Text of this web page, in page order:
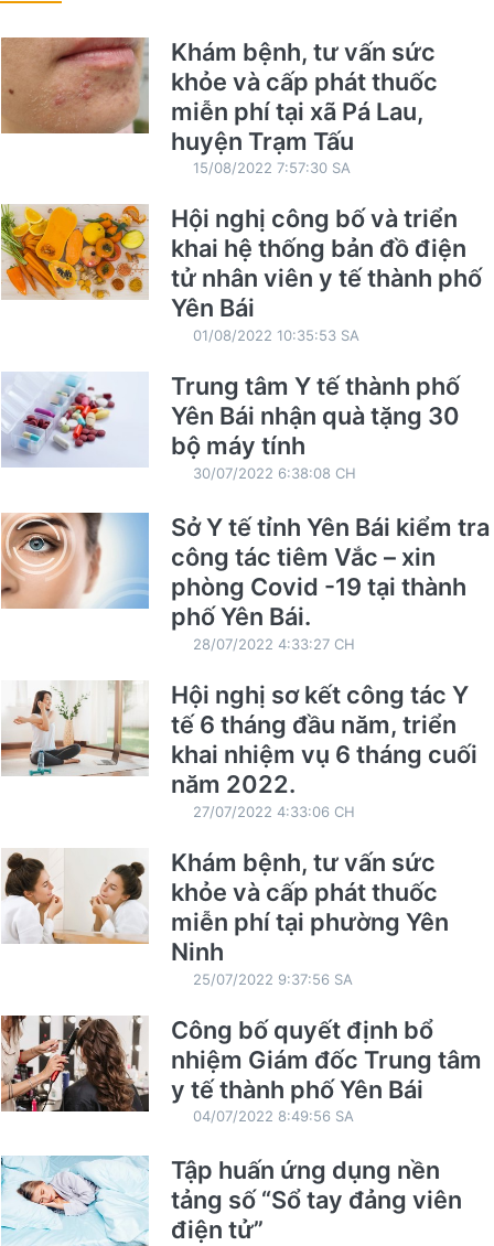
Khám bệnh, tư vấn sức
khỏe và cấp phát thuốc
miễn phí tại xã Pá Lau,
huyện Trạm Tấu
15/08/2022 7:57:30 SA
Hội nghị công bố và triển
khai hệ thống bản đồ điện
tử nhân viên y tế thành phố
Yên Bái
01/08/2022 10:35:53 SA
Trung tâm Y tế thành phố
Yên Bái nhận quà tặng 30
bộ máy tính
30/07/2022 6:38:08 CH
Sở Y tế tỉnh Yên Bái kiểm tra
công tác tiêm Vắc – xin
phòng Covid -19 tại thành
phố Yên Bái.
28/07/2022 4:33:27 CH
Hội nghị sơ kết công tác Y
tế 6 tháng đầu năm, triển
khai nhiệm vụ 6 tháng cuối
năm 2022.
27/07/2022 4:33:06 CH
Khám bệnh, tư vấn sức
khỏe và cấp phát thuốc
miễn phí tại phường Yên
Ninh
25/07/2022 9:37:56 SA
Công bố quyết định bổ
nhiệm Giám đốc Trung tâm
y tế thành phố Yên Bái
04/07/2022 8:49:56 SA
Tập huấn ứng dụng nền
tảng số “Sổ tay đảng viên
điện tử”